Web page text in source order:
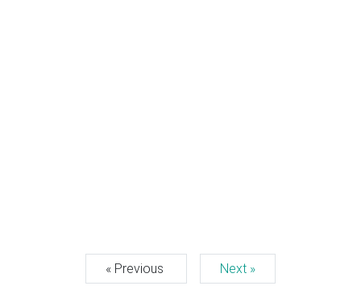
« Previous Next »